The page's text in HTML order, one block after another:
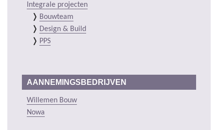
Integrale projecten
Bouwteam
Design & Build
PPS
AANNEMINGSBEDRIJVEN
Willemen Bouw
Nowa